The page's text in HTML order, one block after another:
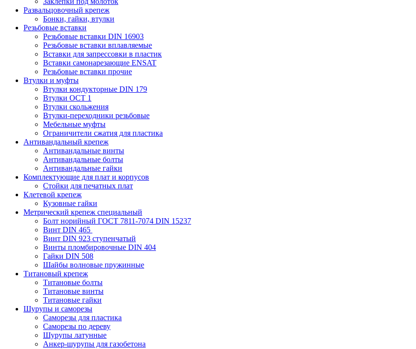
Развальцовочный крепеж
Бонки, гайки, втулки
Резьбовые вставки
Резьбовые вставки DIN 16903
Резьбовые вставки вплавляемые
Вставки для запрессовки в пластик
Вставки самонарезающие ENSAT
Резьбовые вставки прочие
Втулки и муфты
Втулки кондукторные DIN 179
Втулки ОСТ 1
Втулки скольжения
Втулки-переходники резьбовые
Мебельные муфты
Ограничители сжатия для пластика
Антивандальный крепеж
Антивандальные винты
Антивандальные болты
Антивандальные гайки
Комплектующие для плат и корпусов
Стойки для печатных плат
Клетевой крепеж
Кузовные гайки
Метрический крепеж специальный
Болт норийный ГОСТ 7811-7074 DIN 15237
Винт DIN 465
Винт DIN 923 ступенчатый
Винты пломбировочные DIN 404
Гайки DIN 508
Шайбы волновые пружинные
Титановый крепеж
Титановые болты
Титановые винты
Титановые гайки
Шурупы и саморезы
Саморезы для пластика
Саморезы по дереву
Шурупы латунные
Анкер-шурупы для газобетона